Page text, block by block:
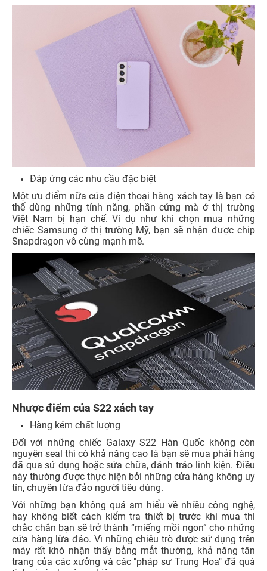
Đáp ứng các nhu cầu đặc biệt
Một ưu điểm nữa của điện thoại hàng xách tay là bạn có
thể dùng những tính năng, phần cứng mà ở thị trường
Việt Nam bị hạn chế. Ví dụ như khi chọn mua những
chiếc Samsung ở thị trường Mỹ, bạn sẽ nhận được chip
Snapdragon vô cùng mạnh mẽ.
Nhược điểm của S22 xách tay
Hàng kém chất lượng
Đối với những chiếc Galaxy S22 Hàn Quốc không còn
nguyên seal thì có khả năng cao là bạn sẽ mua phải hàng
đã qua sử dụng hoặc sửa chữa, đánh tráo linh kiện. Điều
này thường được thực hiện bởi những cửa hàng không uy
tín, chuyên lừa đảo người tiêu dùng.
Với những bạn không quá am hiểu về nhiều công nghệ,
hay không biết cách kiểm tra thiết bị trước khi mua thì
chắc chắn bạn sẽ trở thành “miếng mồi ngon” cho những
cửa hàng lừa đảo. Vì những chiêu trò được sử dụng trên
máy rất khó nhận thấy bằng mắt thường, khả năng tân
trang của các xưởng và các "pháp sư Trung Hoa" đã quá